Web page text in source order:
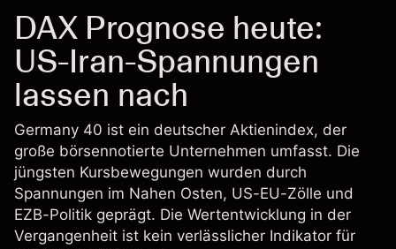
DAX Prognose heute:
US-Iran-Spannungen
lassen nach
Germany 40 ist ein deutscher Aktienindex, der
große börsennotierte Unternehmen umfasst. Die
jüngsten Kursbewegungen wurden durch
Spannungen im Nahen Osten, US-EU-Zölle und
EZB-Politik geprägt. Die Wertentwicklung in der
Vergangenheit ist kein verlässlicher Indikator für